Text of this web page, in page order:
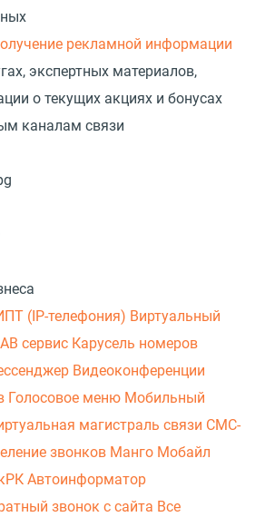
рекламной информации
экспертных материалов,
о текущих акциях и бонусах
каналам связи
(IP-телефония) Виртуальный
сервис Карусель номеров
Видеоконференции
Голосовое меню Мобильный
магистраль связи СМС-
звонков Манго Мобайл
Автоинформатор
звонок с сайта Все